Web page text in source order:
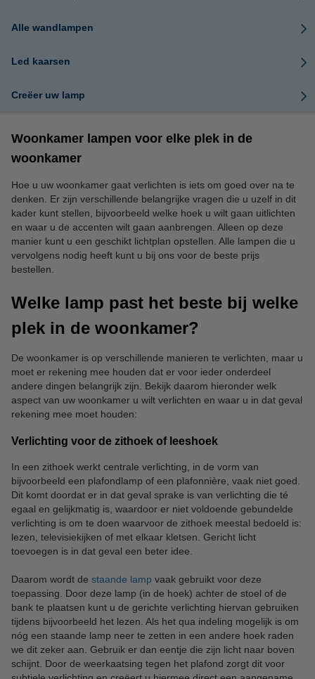
Alle wandlampen
Led kaarsen
Creëer uw lamp
Woonkamer lampen voor elke plek in de
woonkamer
Hoe u uw woonkamer gaat verlichten is iets om goed over na te
denken. Er zijn verschillende belangrijke vragen die u uzelf in dit
kader kunt stellen, bijvoorbeeld welke hoek u wilt gaan uitlichten
en waar u de accenten wilt gaan aanbrengen. Alleen op deze
manier kunt u een geschikt lichtplan opstellen. Alle lampen die u
vervolgens nodig heeft kunt u bij ons voor de beste prijs
bestellen.
Welke lamp past het beste bij welke
plek in de woonkamer?
De woonkamer is op verschillende manieren te verlichten, maar u
moet er rekening mee houden dat er voor ieder onderdeel
andere dingen belangrijk zijn. Bekijk daarom hieronder welk
aspect van uw woonkamer u wilt verlichten en waar u in dat geval
rekening mee moet houden:
Verlichting voor de zithoek of leeshoek
In een zithoek werkt centrale verlichting, in de vorm van
bijvoorbeeld een plafondlamp of een plafonnière, vaak niet goed.
Dit komt doordat er in dat geval sprake is van verlichting die té
egaal en gelijkmatig is, waardoor er niet voldoende gebundelde
verlichting is om te doen waarvoor de zithoek meestal bedoeld is:
lezen, televisiekijken of met elkaar kletsen. Gericht licht
toevoegen is in dat geval een beter idee.
Daarom wordt de staande lamp vaak gebruikt voor deze
toepassing. Door deze lamp (in de hoek) achter de stoel of de
bank te plaatsen kunt u de gerichte verlichting hiervan gebruiken
tijdens bijvoorbeeld het lezen. Als het qua indeling mogelijk is om
nóg een staande lamp neer te zetten in een andere hoek raden
we dit zeker aan. Gebruik er dan eentje die zijn licht naar boven
schijnt. Door de weerkaatsing tegen het plafond zorgt dit voor